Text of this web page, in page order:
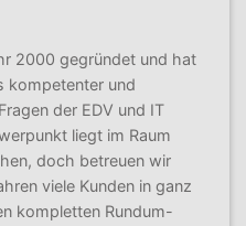
2000 gegründet und hat
kompetenter und
der EDV und IT
liegt im Raum
doch betreuen wir
viele Kunden in ganz
kompletten Rundum-